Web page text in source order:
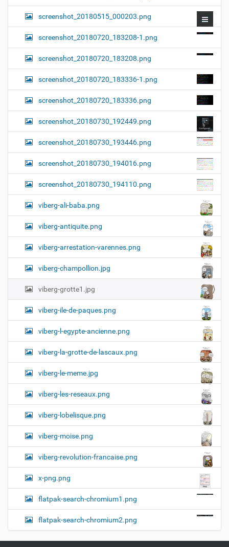
screenshot_20180515_000203.png
screenshot_20180720_183208-1.png
screenshot_20180720_183208.png
screenshot_20180720_183336-1.png
screenshot_20180720_183336.png
screenshot_20180730_192449.png
screenshot_20180730_193446.png
screenshot_20180730_194016.png
screenshot_20180730_194110.png
viberg-ali-baba.png
viberg-antiquite.png
viberg-arrestation-varennes.png
viberg-champollion.jpg
viberg-grotte1.jpg
viberg-ile-de-paques.png
viberg-l-egypte-ancienne.png
viberg-la-grotte-de-lascaux.png
viberg-le-meme.jpg
viberg-les-reseaux.png
viberg-lobelisque.png
viberg-moise.png
viberg-revolution-francaise.png
x-png.png
flatpak-search-chromium1.png
flatpak-search-chromium2.png